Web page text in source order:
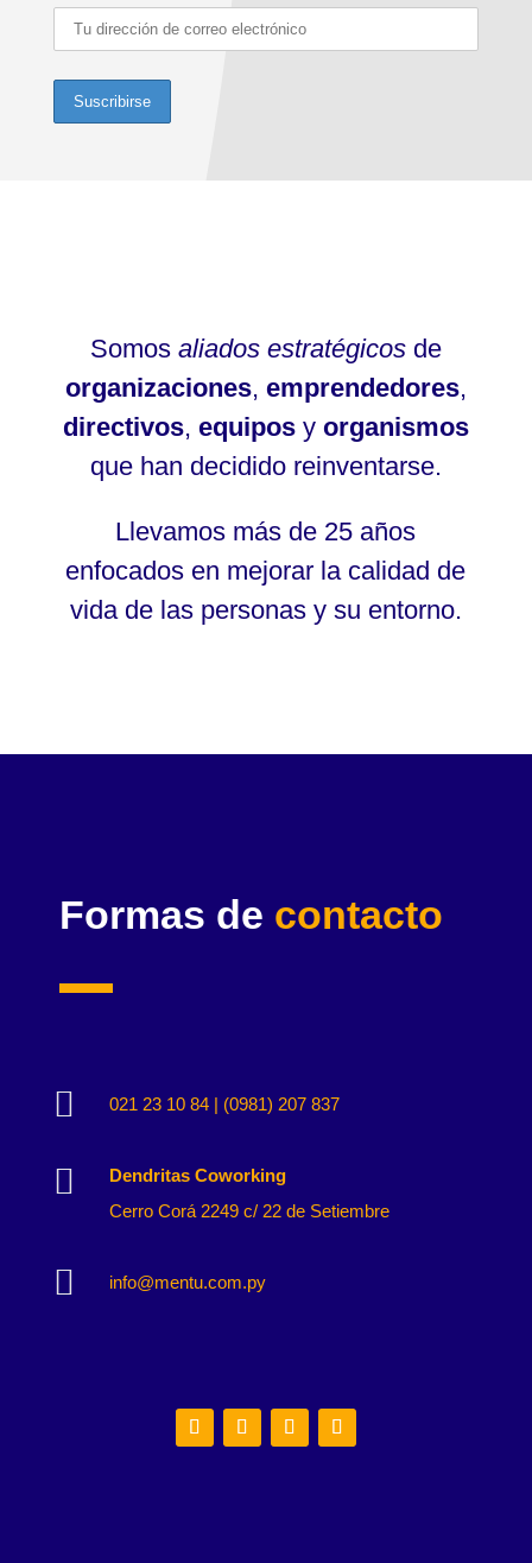
Somos aliados estratégicosde
organizaciones, emprendedores,
directivos, equiposy organismos
que han decidido reinventarse.
Llevamos más de 25 años
enfocados en mejorar la calidad de
vida de las personas y su entorno.
Formas de contacto
 021 23 10 84 | (0981) 207 837

Dendritas Coworking
Cerro Corá 2249 c/ 22 de Setiembre
 info@mentu.com.py